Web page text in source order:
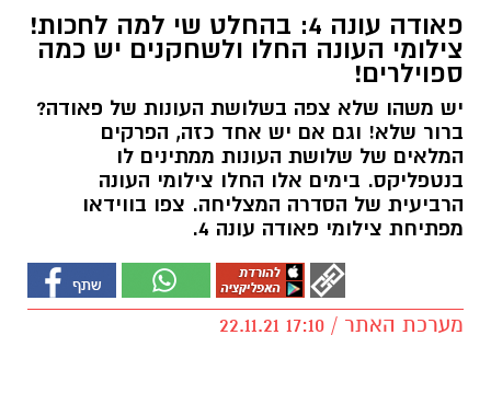
פאודה עונה 4: בהחלט שי למה לחכות!
צילומי העונה החלו ולשחקנים יש כמה
ספוילרים!
יש משהו שלא צפה בשלושת העונות של פאודה?
ברור שלא! וגם אם יש אחד כזה, הפרקים
המלאים של שלושת העונות ממתינים לו
בנטפליקס. בימים אלו החלו צילומי העונה
הרביעית של הסדרה המצליחה. צפו בווידאו
מפתיחת צילומי פאודה עונה 4.
מערכת האתר / 17:10 22.11.21